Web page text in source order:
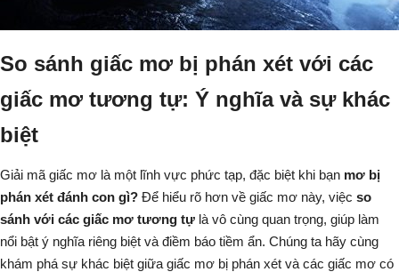
So sánh giấc mơ bị phán xét với các
giấc mơ tương tự: Ý nghĩa và sự khác
biệt
Giải mã giấc mơ là một lĩnh vực phức tạp, đặc biệt khi bạn mơ bị
phán xét đánh con gì? Để hiểu rõ hơn về giấc mơ này, việc so
sánh với các giấc mơ tương tự là vô cùng quan trọng, giúp làm
nổi bật ý nghĩa riêng biệt và điềm báo tiềm ẩn. Chúng ta hãy cùng
khám phá sự khác biệt giữa giấc mơ bị phán xét và các giấc mơ có